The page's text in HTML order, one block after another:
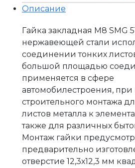
Описание
Гайка закладная М8 SMG
нержавеющей стали
соединении тонких
большой площадью
применяется в сфере
автомобилестроения,
строительного монтажа
листов металла к
также для различных
Монтаж гайки
предварительно
отверстие 12,3х12,3 мм